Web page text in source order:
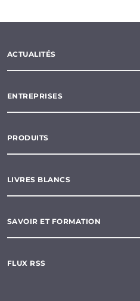
ACTUALITÉS
ENTREPRISES
PRODUITS
LIVRES BLANCS
SAVOIR ET FORMATION
FLUX RSS